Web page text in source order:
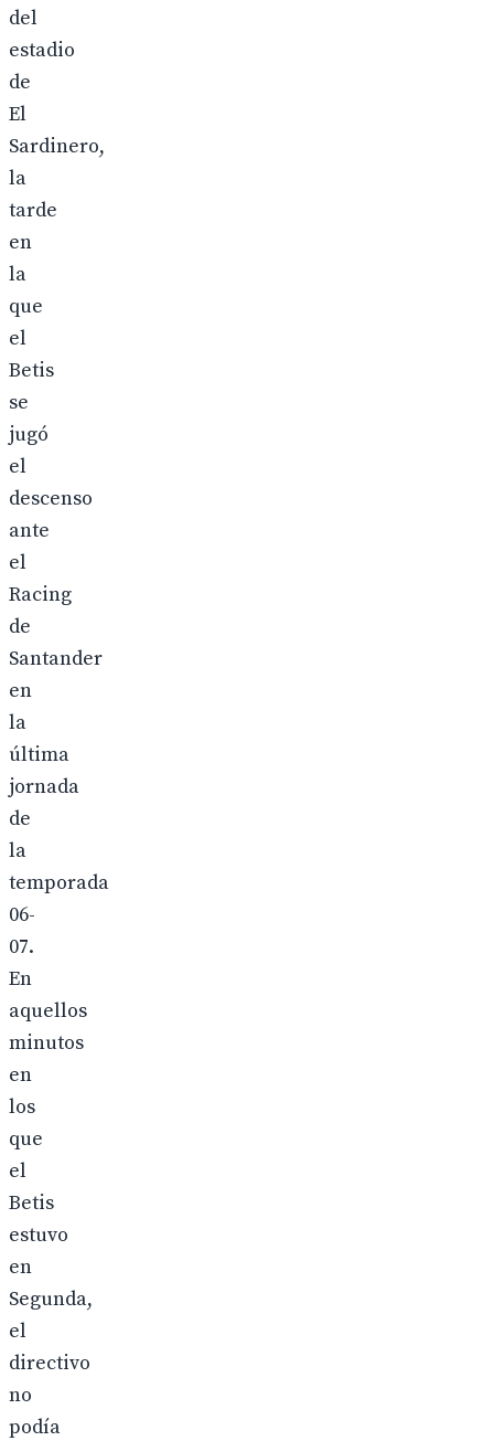
del
estadio
de
El
Sardinero,
la
tarde
en
la
que
el
Betis
se
jugó
el
descenso
ante
el
Racing
de
Santander
en
la
última
jornada
de
la
temporada
06-
07.
En
aquellos
minutos
en
los
que
el
Betis
estuvo
en
Segunda,
el
directivo
no
podía